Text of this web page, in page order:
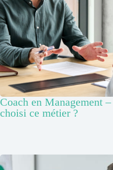
Coach en Management
choisi ce métier ?